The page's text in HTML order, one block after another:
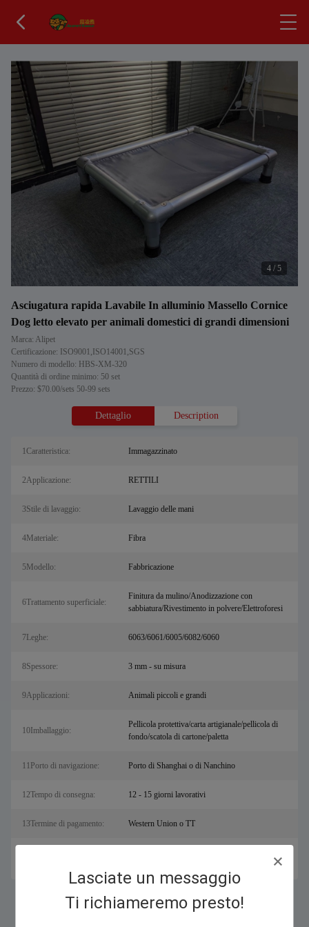
Lasciate un messaggio
Ti richiameremo presto!
4 / 5
Asciugatura rapida Lavabile In alluminio Massello Cornice
Dog letto elevato per animali domestici di grandi dimensioni
Marca: Alipet
Certificazione: ISO9001,ISO14001,SGS
Numero di modello: HBS-XM-320
Quantità di ordine minimo: 50 set
Prezzo: $70.00/sets 50-99 sets
Dettaglio Description
1Caratteristica: Immagazzinato
2Applicazione: RETTILI
3Stile di lavaggio: Lavaggio delle mani
4Materiale: Fibra
5Modello: Fabbricazione
6Trattamento superficiale:
Finitura da mulino/Anodizzazione con
sabbiatura/Rivestimento in polvere/Elettroforesi
7Leghe: 6063/6061/6005/6082/6060
8Spessore: 3 mm - su misura
9Applicazioni: Animali piccoli e grandi
10Imballaggio:
Pellicola protettiva/carta artigianale/pellicola di
fondo/scatola di cartone/paletta
11Porto di navigazione: Porto di Shanghai o di Nanchino
12Tempo di consegna: 12 - 15 giorni lavorativi
13Termine di pagamento: Western Union o TT